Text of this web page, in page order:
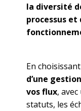
la diversité
processus et
En choisissant
d’une
vos flux,
statuts, les